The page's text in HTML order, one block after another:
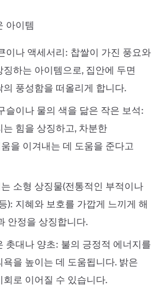
아이템
이나 액세서리: 찹쌀이 가진 풍요와
하는 아이템으로, 집안에 두면
풍성함을 떠올리게 합니다.
슬이나 물의 색을 닮은 작은 보석:
힘을 상징하고, 차분한
을 이겨내는 데 도움을 준다고
소형 상징물(전통적인 부적이나
): 지혜와 보호를 가깝게 느끼게 해
안정을 상징합니다.
촛대나 양초: 불의 긍정적 에너지를
을 높이는 데 도움됩니다. 밝은
로 이어질 수 있습니다.